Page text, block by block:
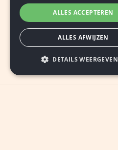
ALLES ACCEPTEREN
ALLES AFWIJZEN
DETAILS WEERGEVEN